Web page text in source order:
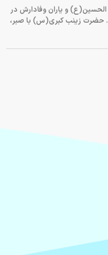
و یاران وفادارش در
حضرت زینب کبری(س) با صبر،